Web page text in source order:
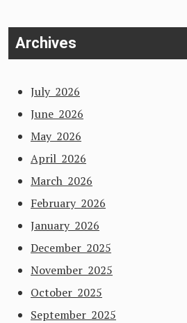
Archives
July 2026
June 2026
May 2026
April 2026
March 2026
February 2026
January 2026
December 2025
November 2025
October 2025
September 2025